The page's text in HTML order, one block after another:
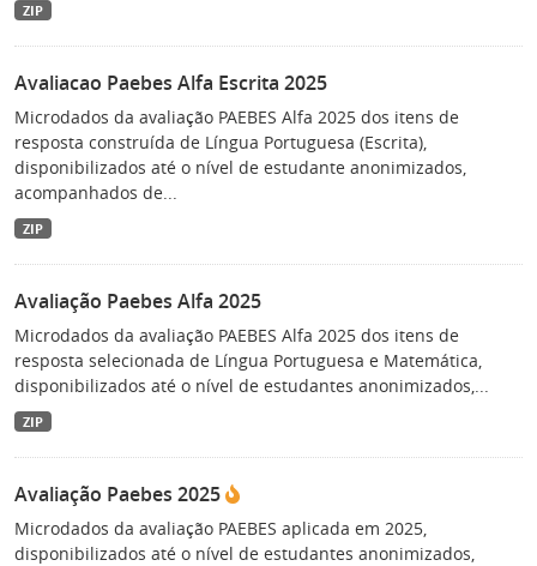
ZIP
Avaliacao Paebes Alfa Escrita 2025
Microdados da avaliação PAEBES Alfa 2025 dos itens de
resposta construída de Língua Portuguesa (Escrita),
disponibilizados até o nível de estudante anonimizados,
acompanhados de...
ZIP
Avaliação Paebes Alfa 2025
Microdados da avaliação PAEBES Alfa 2025 dos itens de
resposta selecionada de Língua Portuguesa e Matemática,
disponibilizados até o nível de estudantes anonimizados,...
ZIP
Avaliação Paebes 2025
Microdados da avaliação PAEBES aplicada em 2025,
disponibilizados até o nível de estudantes anonimizados,